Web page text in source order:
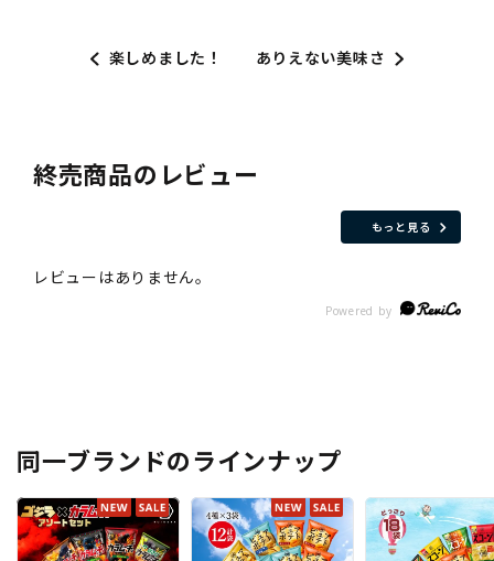
楽しめました！ ありえない美味さ
終売商品のレビュー
もっと見る
同一ブランドのラインナップ